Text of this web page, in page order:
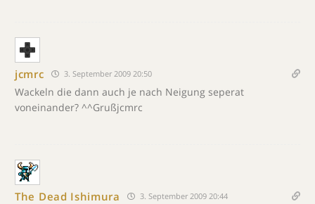
jcmrc 3. September 2009 20:50
Wackeln die dann auch je nach Neigung seperat
voneinander? ^^Grußjcmrc
The Dead Ishimura 3. September 2009 20:44